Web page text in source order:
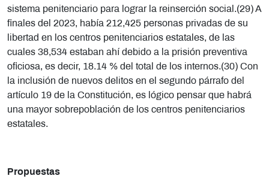
sistema penitenciario para lograr la reinserción social.(29) A
finales del 2023, había 212,425 personas privadas de su
libertad en los centros penitenciarios estatales, de las
cuales 38,534 estaban ahí debido a la prisión preventiva
oficiosa, es decir, 18.14 % del total de los internos.(30) Con
la inclusión de nuevos delitos en el segundo párrafo del
artículo 19 de la Constitución, es lógico pensar que habrá
una mayor sobrepoblación de los centros penitenciarios
estatales.
Propuestas